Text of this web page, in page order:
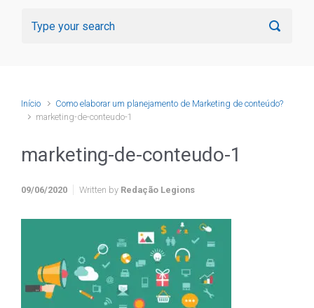
Início
Como elaborar um planejamento de Marketing de conteúdo?
marketing-de-conteudo-1
marketing-de-conteudo-1
09/06/2020 Written by Redação Legions